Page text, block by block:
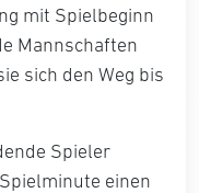
mit Spielbeginn
Mannschaften
sich den Weg bis
Spieler
einen